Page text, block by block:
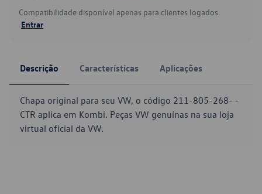
Compatibilidade disponível apenas para clientes logados.
Entrar
Descrição Características Aplicações
Chapa original para seu VW, o código 211-805-268- -
CTR aplica em Kombi. Peças VW genuínas na sua loja
virtual oficial da VW.